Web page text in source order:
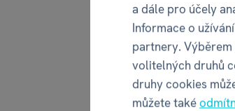
a dále pro účely
Informace o
partnery. Výběrem
volitelných druhů
druhy cookies
můžete také